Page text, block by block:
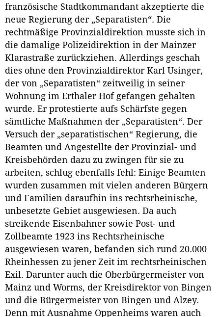
französische Stadtkommandant akzeptierte die
neue Regierung der „Separatisten“. Die
rechtmäßige Provinzialdirektion musste sich in
die damalige Polizeidirektion in der Mainzer
Klarastraße zurückziehen. Allerdings geschah
dies ohne den Provinzialdirektor Karl Usinger,
der von „Separatisten“ zeitweilig in seiner
Wohnung im Erthaler Hof gefangen gehalten
wurde. Er protestierte aufs Schärfste gegen
sämtliche Maßnahmen der „Separatisten“. Der
Versuch der „separatistischen“ Regierung, die
Beamten und Angestellte der Provinzial- und
Kreisbehörden dazu zu zwingen für sie zu
arbeiten, schlug ebenfalls fehl: Einige Beamten
wurden zusammen mit vielen anderen Bürgern
und Familien daraufhin ins rechtsrheinische,
unbesetzte Gebiet ausgewiesen. Da auch
streikende Eisenbahner sowie Post- und
Zollbeamte 1923 ins Rechtsrheinische
ausgewiesen waren, befanden sich rund 20.000
Rheinhessen zu jener Zeit im rechtsrheinischen
Exil. Darunter auch die Oberbürgermeister von
Mainz und Worms, der Kreisdirektor von Bingen
und die Bürgermeister von Bingen und Alzey.
Denn mit Ausnahme Oppenheims waren auch